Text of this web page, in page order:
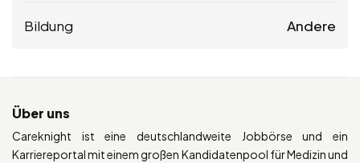
Bildung Andere
Über uns
Careknight ist eine deutschlandweite Jobbörse und ein
Karriereportal mit einem großen Kandidatenpool für Medizin und